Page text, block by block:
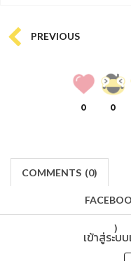
PREVIOUS
0 0
COMMENTS (0)
)
เข้าสู่ระบ